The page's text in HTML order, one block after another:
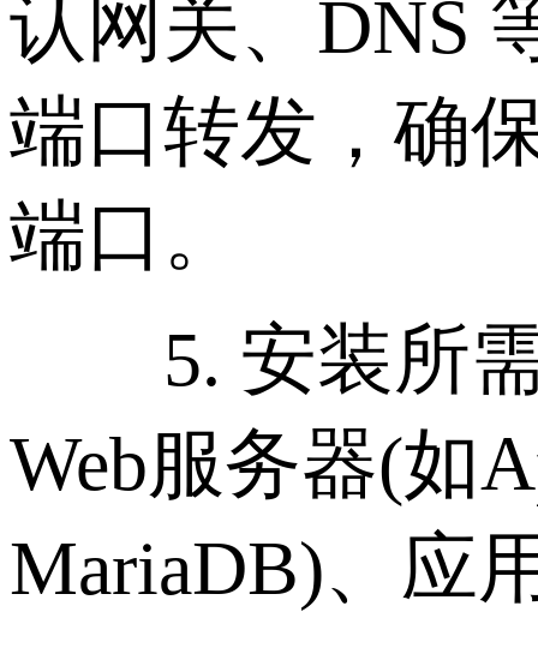
认网关、DNS
端口转发，确
端口。
5. 安装所需
Web服务器(如
MariaDB)、应